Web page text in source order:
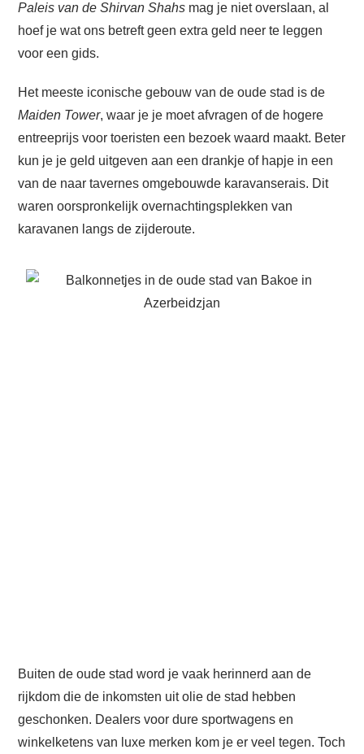
Paleis van de Shirvan Shahs mag je niet overslaan, al
hoef je wat ons betreft geen extra geld neer te leggen
voor een gids.
Het meeste iconische gebouw van de oude stad is de
Maiden Tower, waar je je moet afvragen of de hogere
entreeprijs voor toeristen een bezoek waard maakt. Beter
kun je je geld uitgeven aan een drankje of hapje in een
van de naar tavernes omgebouwde karavanserais. Dit
waren oorspronkelijk overnachtingsplekken van
karavanen langs de zijderoute.
Buiten de oude stad word je vaak herinnerd aan de
rijkdom die de inkomsten uit olie de stad hebben
geschonken. Dealers voor dure sportwagens en
winkelketens van luxe merken kom je er veel tegen. Toch